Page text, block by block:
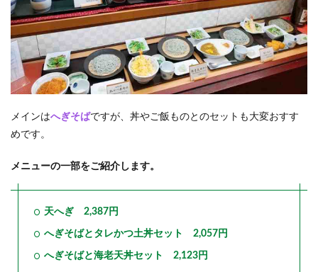
メインはへぎそばですが、丼やご飯ものとのセットも大変おすす
めです。
メニューの一部をご紹介します。
天へぎ 2,387円
へぎそばとタレかつ土丼セット 2,057円
へぎそばと海老天丼セット 2,123円